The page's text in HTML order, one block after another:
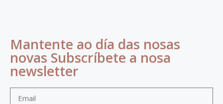
Mantente ao día das nosas
novas Subscríbete a nosa
newsletter